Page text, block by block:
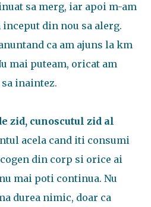
sa merg, iar apoi m-am
din nou sa alerg.
ca am ajuns la km
mai puteam, oricat am
inaintez.
zid, cunoscutul zid al
acela cand iti consumi
din corp si orice ai
mai poti continua. Nu
durea nimic, doar ca